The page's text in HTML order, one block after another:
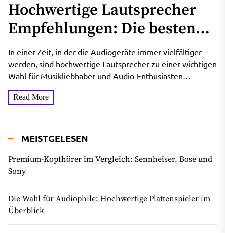
Hochwertige Lautsprecher
Empfehlungen: Die besten
Wahl für Klangliebhaber
In einer Zeit, in der die Audiogeräte immer vielfältiger
werden, sind hochwertige Lautsprecher zu einer wichtigen
Wahl für Musikliebhaber und Audio-Enthusiasten
geworden. Mit dem ständigen...
Read More
MEISTGELESEN
Premium-Kopfhörer im Vergleich: Sennheiser, Bose und
Sony
Die Wahl für Audiophile: Hochwertige Plattenspieler im
Überblick